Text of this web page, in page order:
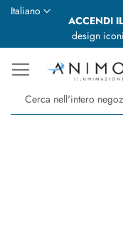
ACCENDI
design
Lingua
Italiano